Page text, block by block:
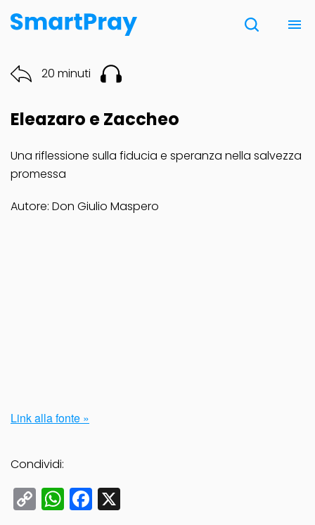
Chi siamo
Contatti
20 minuti
Eleazaro e Zaccheo
Una riflessione sulla fiducia e speranza nella salvezza
promessa
Autore: Don Giulio Maspero
Link alla fonte »
Condividi:
CopyWhatsApp
Facebook